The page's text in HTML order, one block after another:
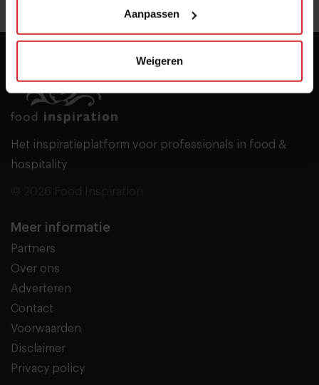
Aanpassen
Weigeren
Het inspiratieplatform voor professionals in food &
hospitality
Meer informatie
Partners
Over ons
Adverteren
Contact
Voorwaarden
Disclaimer
Privacy policy